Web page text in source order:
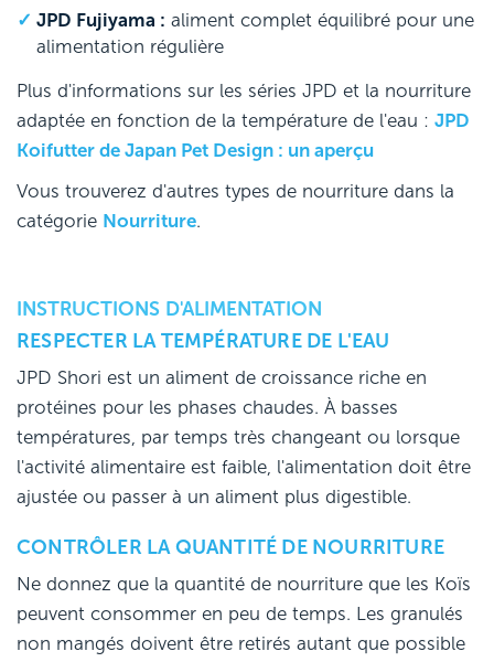
JPD Fujiyama : aliment complet équilibré pour une
alimentation régulière
Plus d'informations sur les séries JPD et la nourriture
adaptée en fonction de la température de l'eau : JPD
Koifutter de Japan Pet Design : un aperçu
Vous trouverez d'autres types de nourriture dans la
catégorie Nourriture.
INSTRUCTIONS D'ALIMENTATION
RESPECTER LA TEMPÉRATURE DE L'EAU
JPD Shori est un aliment de croissance riche en
protéines pour les phases chaudes. À basses
températures, par temps très changeant ou lorsque
l'activité alimentaire est faible, l'alimentation doit être
ajustée ou passer à un aliment plus digestible.
CONTRÔLER LA QUANTITÉ DE NOURRITURE
Ne donnez que la quantité de nourriture que les Koïs
peuvent consommer en peu de temps. Les granulés
non mangés doivent être retirés autant que possible